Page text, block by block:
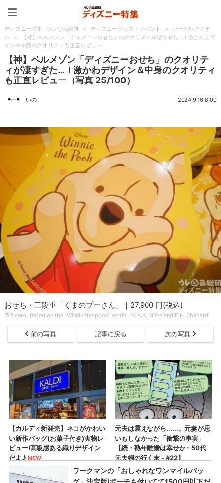
ディズニー特集 -ウレぴあ総研 > ディズニーグッズ・イベント >
パーク外アイテ
ム
>
【神】ベルメゾン「ディズニーおせち」のクオリティが凄すぎた…！激かわデザ
イン＆中身のクオリティも正直レビュー
【神】ベルメゾン「ディズニーおせち」のクオリテ
ィが凄すぎた…！激かわデザイン＆中身のクオリティ
も正直レビュー（写真 25/100）
いの 2024.9.16 8:00
おせち・三段重「くまのプーさん」｜27,900 円(税込)
©Disney. Based on the “Winnie the pooh” works by A.A. Milne and E.H. Shepard.
前の写真 記事に戻る 次の写真